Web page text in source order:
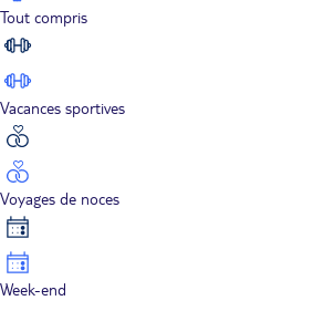
Tout compris
Vacances sportives
Voyages de noces
Week-end